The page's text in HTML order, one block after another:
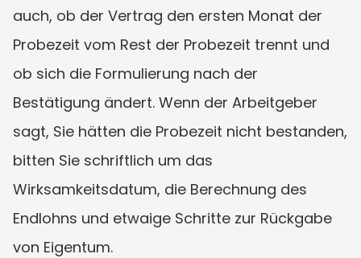
auch, ob der Vertrag den ersten Monat der
Probezeit vom Rest der Probezeit trennt und
ob sich die Formulierung nach der
Bestätigung ändert. Wenn der Arbeitgeber
sagt, Sie hätten die Probezeit nicht bestanden,
bitten Sie schriftlich um das
Wirksamkeitsdatum, die Berechnung des
Endlohns und etwaige Schritte zur Rückgabe
von Eigentum.